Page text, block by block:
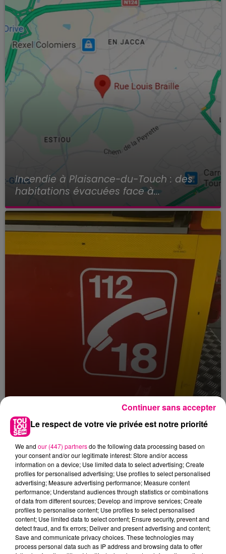
Incendie à Plaisance-du-Touch : des
habitations évacuées face à...
Violent incendie au nord de Toulouse
Le respect de votre vie privée est notre priorité
We and our (447) partnersdo the following data processing based on
your consent and/or our legitimate interest: Store and/or access
information on a device; Use limited data to select advertising; Create
profiles for personalised advertising; Use profiles to select personalised
advertising; Measure advertising performance; Measure content
performance; Understand audiences through statistics or combinations
of data from different sources; Develop and improve services; Create
profiles to personalise content; Use profiles to select personalised
content; Use limited data to select content; Ensure security, prevent and
detect fraud, and fix errors; Deliver and present advertising and content;
Save and communicate privacy choices. These technologies may
process personal data such as IP address and browsing data to offer
Continuer sans accepter